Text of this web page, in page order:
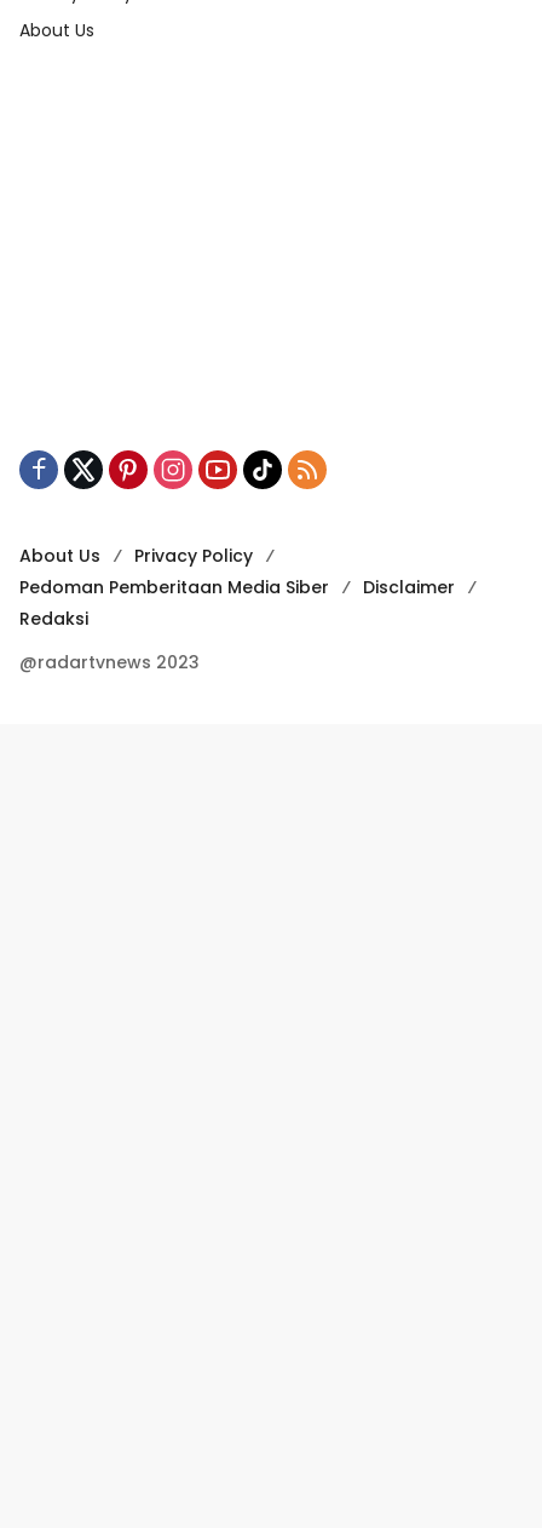
About Us
About Us
Privacy Policy
Pedoman Pemberitaan Media Siber
Disclaimer
Redaksi
@radartvnews 2023